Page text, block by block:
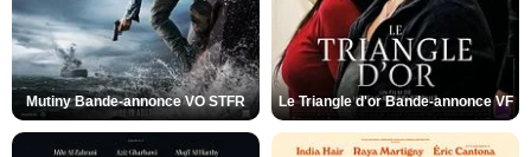
Mutiny Bande-annonce VO STFR Le Triangle d'or Bande-annonce VF